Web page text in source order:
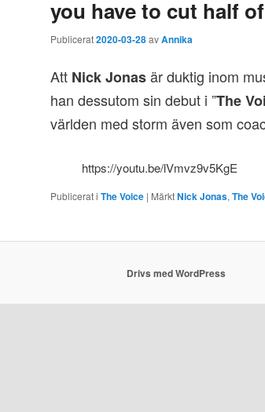
you have to cut half
Publicerat2020-03-28avAnnika
Att Nick Jonasär duktig inom
han dessutom sin debut i ”The
världen med storm även som
https://youtu.be/lVmvz9v5KgE
Publicerat i The Voice | MärktNick Jonas, The
Drivs med WordPress